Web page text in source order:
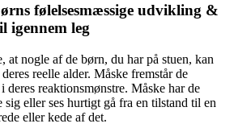
følelsesmæssige udvikling &
igennem leg
at nogle af de børn, du har på stuen, kan
reelle alder. Måske fremstår de
deres reaktionsmønstre. Måske har de
eller ses hurtigt gå fra en tilstand til en
eller kede af det.